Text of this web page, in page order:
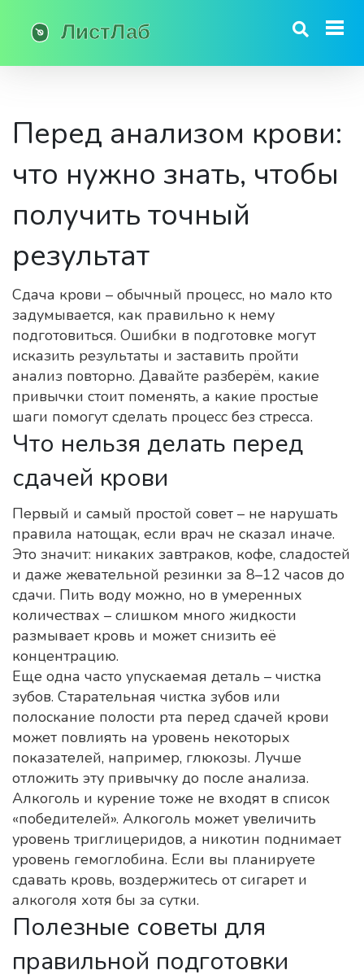
Перед анализом крови:
что нужно знать, чтобы
получить точный
результат
Сдача крови – обычный процесс, но мало кто
задумывается, как правильно к нему
подготовиться. Ошибки в подготовке могут
исказить результаты и заставить пройти
анализ повторно. Давайте разберём, какие
привычки стоит поменять, а какие простые
шаги помогут сделать процесс без стресса.
Что нельзя делать перед
сдачей крови
Первый и самый простой совет – не нарушать
правила натощак, если врач не сказал иначе.
Это значит: никаких завтраков, кофе, сладостей
и даже жевательной резинки за 8–12 часов до
сдачи. Пить воду можно, но в умеренных
количествах – слишком много жидкости
размывает кровь и может снизить её
концентрацию.
Еще одна часто упускаемая деталь – чистка
зубов. Старательная чистка зубов или
полоскание полости рта перед сдачей крови
может повлиять на уровень некоторых
показателей, например, глюкозы. Лучше
отложить эту привычку до после анализа.
Алкоголь и курение тоже не входят в список
«победителей». Алкоголь может увеличить
уровень триглицеридов, а никотин поднимает
уровень гемоглобина. Если вы планируете
сдавать кровь, воздержитесь от сигарет и
алкоголя хотя бы за сутки.
Полезные советы для
правильной подготовки